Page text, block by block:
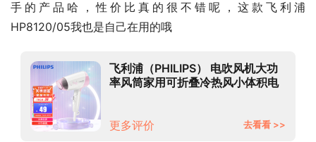
手的产品哈，性价比真的很不错呢，这款飞利浦
HP8120/05我也是自己在用的哦
飞利浦（PHILIPS） 电吹风机大功
率风筒家用可折叠冷热风小体积电
更多评价 去看看 >>